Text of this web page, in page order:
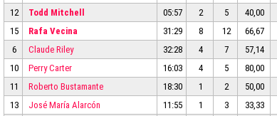
12
Todd Mitchell 05:57 2 5 40,00
15
Rafa Vecina 31:29 8 12 66,67
6
Claude Riley 32:28 4 7 57,14
10
Perry Carter 16:03 4 5 80,00
11
Roberto Bustamante 18:30 1 2 50,00
13
José María Alarcón 11:55 1 3 33,33